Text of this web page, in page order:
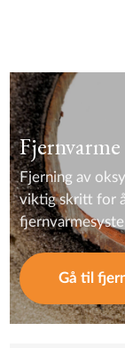
Fjernvarme
Fjerning av
viktig skritt for
Gå til